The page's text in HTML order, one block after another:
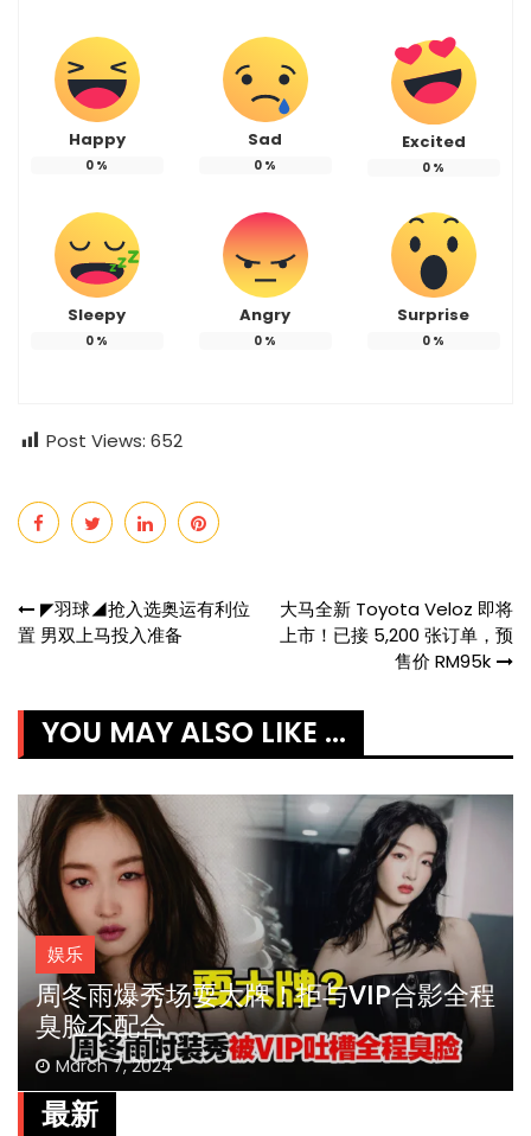
Happy
0 %
Sad
0 %
Excited
0 %
Sleepy
0 %
Angry
0 %
Surprise
0 %
Post Views: 652
Post
◤羽球◢抢入选奥运有利位
置 男双上马投入准备
大马全新 Toyota Veloz 即将
上市！已接 5,200 张订单，预
售价 RM95k
YOU MAY ALSO LIKE ...
娱乐
周冬雨爆秀场耍大牌！拒与VIP合影全程
臭脸不配合
March 7, 2024
最新